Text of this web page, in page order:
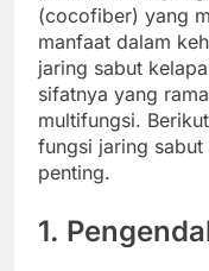
(cocofiber) yang
manfaat dalam
jaring sabut
sifatnya yang
multifungsi.
fungsi jaring
penting.
1.